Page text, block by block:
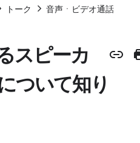
トーク 音声ㆍビデオ通話
スピーカ
ついて知り